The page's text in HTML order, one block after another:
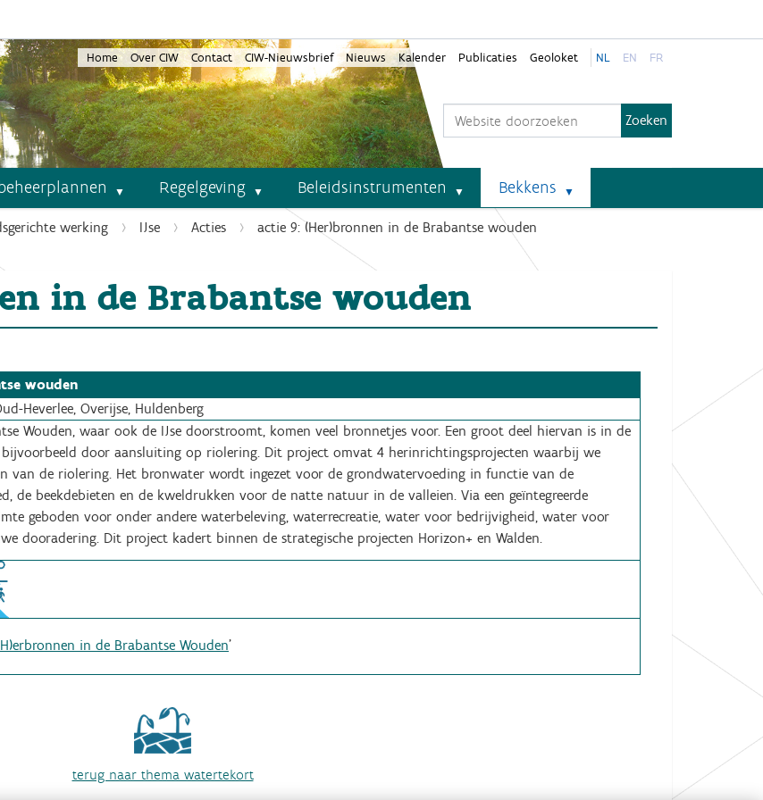
Home Over CIW Contact CIW-Nieuwsbrief Nieuws Kalender Publicaties Geoloket NL EN FR
Regelgeving Beleidsinstrumenten Bekkens
werking IJse Acties actie 9: (Her)bronnen in de Brabantse wouden
in de Brabantse wouden
wouden
Heverlee, Overijse, Huldenberg
Wouden, waar ook de IJse doorstroomt, komen veel bronnetjes voor. Een groot deel hiervan is in de
door aansluiting op riolering. Dit project omvat 4 herinrichtingsprojecten waarbij we
van de riolering. Het bronwater wordt ingezet voor de grondwatervoeding in functie van de
de beekdebieten en de kweldrukken voor de natte natuur in de valleien. Via een geïntegreerde
geboden voor onder andere waterbeleving, waterrecreatie, water voor bedrijvigheid, water voor
dooradering. Dit project kadert binnen de strategische projecten Horizon+ en Walden.
in de Brabantse Wouden'
terug naar thema watertekort